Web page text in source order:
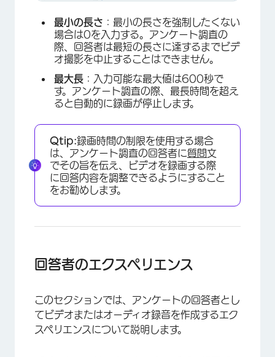
最小の長さ ：最小の長さを強制したくない
場合は0を入力する。アンケート調査の
際、回答者は最短の長さに達するまでビデ
オ撮影を中止することはできません。
最大長 ：入力可能な最大値は600秒で
す。アンケート調査の際、最長時間を超え
ると自動的に録画が停止します。
Qtip:録画時間の制限を使用する場合
は、アンケート調査の回答者に質問文
でその旨を伝え、ビデオを録画する際
に回答内容を調整できるようにすること
をお勧めします。
回答者のエクスペリエンス
このセクションでは、アンケートの回答者とし
てビデオまたはオーディオ録音を作成するエク
スペリエンスについて説明します。